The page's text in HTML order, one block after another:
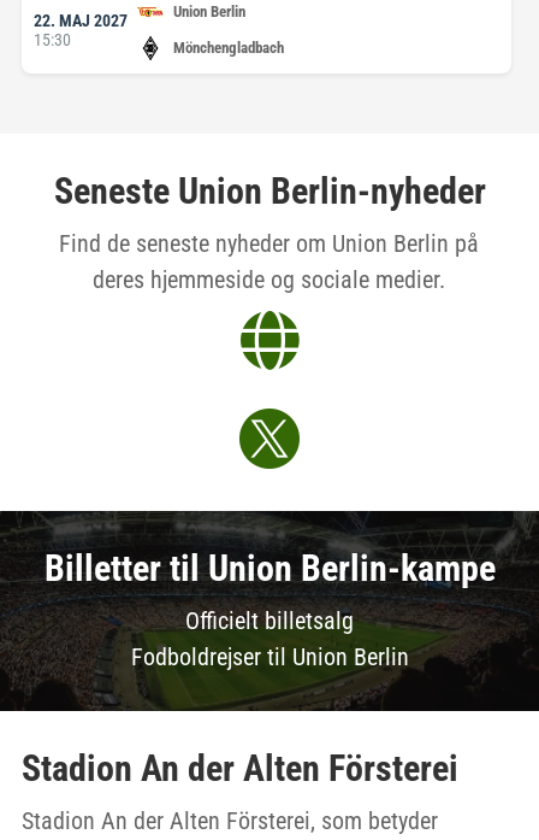
22. MAJ 2027
15:30
Union Berlin
Mönchengladbach
Seneste Union Berlin-nyheder
Find de seneste nyheder om Union Berlin på
deres hjemmeside og sociale medier.


Billetter til Union Berlin-kampe
Officielt billetsalg
Fodboldrejser til Union Berlin
Stadion An der Alten Försterei
Stadion An der Alten Försterei, som betyder